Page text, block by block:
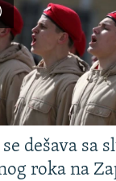
se dešava sa
roka na